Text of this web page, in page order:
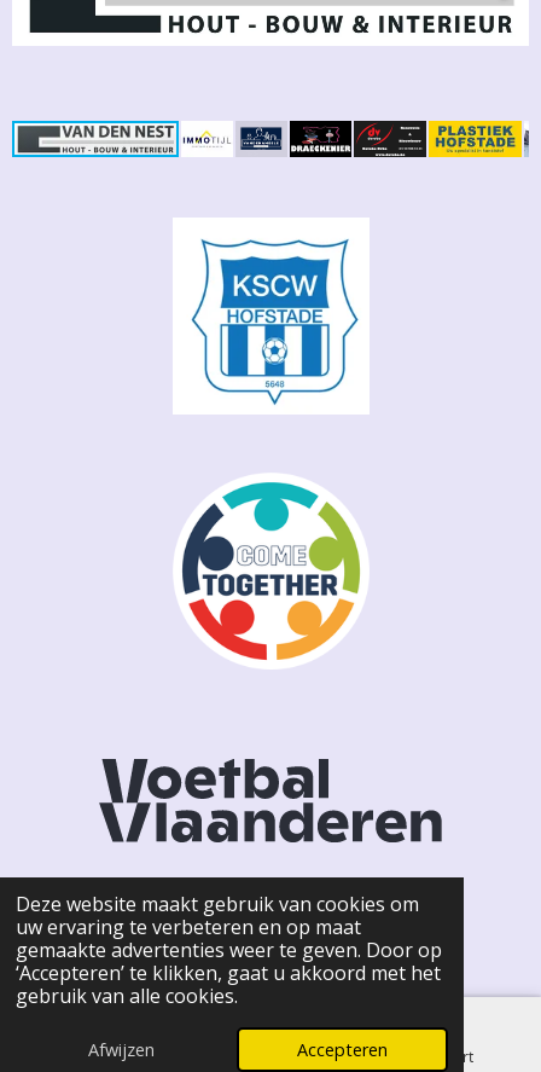
Deze website maakt gebruik van cookies om
uw ervaring te verbeteren en op maat
gemaakte advertenties weer te geven. Door op
‘Accepteren’ te klikken, gaat u akkoord met het
gebruik van alle cookies.
Afwijzen Accepteren
F
a
c
o
I
n
s
g
r
© 2026 KSCW HOFSTADE -Privacy Policy
E-mailadres Telefoonnummer Kaart